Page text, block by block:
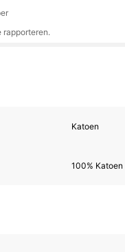
rapporteren.
Katoen
100% Katoen